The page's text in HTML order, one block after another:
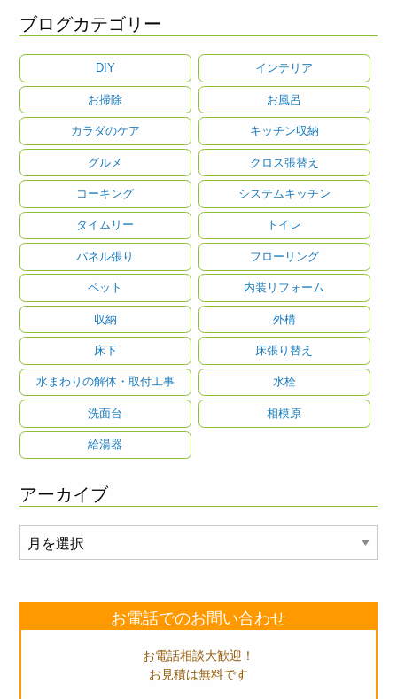
ブログカテゴリー
DIY インテリア
お掃除 お風呂
カラダのケア キッチン収納
グルメ クロス張替え
コーキング システムキッチン
タイムリー トイレ
パネル張り フローリング
ペット 内装リフォーム
収納 外構
床下 床張り替え
水まわりの解体・取付工事 水栓
洗面台 相模原
給湯器
アーカイブ
ー
イ
お電話でのお問い合わせ
お電話相談大歓迎！
お見積は無料です